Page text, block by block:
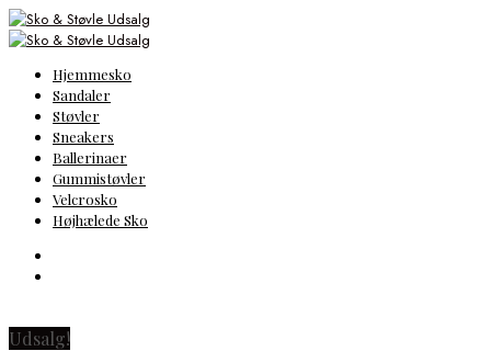
Hjemmesko
Sandaler
Støvler
Sneakers
Ballerinaer
Gummistøvler
Velcrosko
Højhælede Sko
Udsalg!